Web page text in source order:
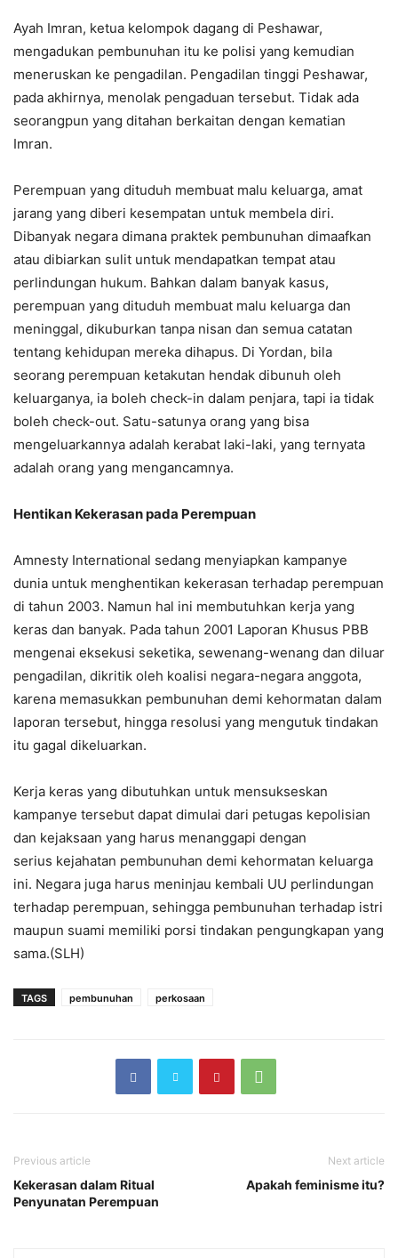
Ayah Imran, ketua kelompok dagang di Peshawar,
mengadukan pembunuhan itu ke polisi yang kemudian
meneruskan ke pengadilan. Pengadilan tinggi Peshawar,
pada akhirnya, menolak pengaduan tersebut. Tidak ada
seorangpun yang ditahan berkaitan dengan kematian
Imran.
Perempuan yang dituduh membuat malu keluarga, amat
jarang yang diberi kesempatan untuk membela diri.
Dibanyak negara dimana praktek pembunuhan dimaafkan
atau dibiarkan sulit untuk mendapatkan tempat atau
perlindungan hukum. Bahkan dalam banyak kasus,
perempuan yang dituduh membuat malu keluarga dan
meninggal, dikuburkan tanpa nisan dan semua catatan
tentang kehidupan mereka dihapus. Di Yordan, bila
seorang perempuan ketakutan hendak dibunuh oleh
keluarganya, ia boleh check-in dalam penjara, tapi ia tidak
boleh check-out. Satu-satunya orang yang bisa
mengeluarkannya adalah kerabat laki-laki, yang ternyata
adalah orang yang mengancamnya.
Hentikan Kekerasan pada Perempuan
Amnesty International sedang menyiapkan kampanye
dunia untuk menghentikan kekerasan terhadap perempuan
di tahun 2003. Namun hal ini membutuhkan kerja yang
keras dan banyak. Pada tahun 2001 Laporan Khusus PBB
mengenai eksekusi seketika, sewenang-wenang dan diluar
pengadilan, dikritik oleh koalisi negara-negara anggota,
karena memasukkan pembunuhan demi kehormatan dalam
laporan tersebut, hingga resolusi yang mengutuk tindakan
itu gagal dikeluarkan.
Kerja keras yang dibutuhkan untuk mensukseskan
kampanye tersebut dapat dimulai dari petugas kepolisian
dan kejaksaan yang harus menanggapi dengan
serius kejahatan pembunuhan demi kehormatan keluarga
ini. Negara juga harus meninjau kembali UU perlindungan
terhadap perempuan, sehingga pembunuhan terhadap istri
maupun suami memiliki porsi tindakan pengungkapan yang
sama.(SLH)
TAGS pembunuhan perkosaan
Previous article
Kekerasan dalam Ritual
Penyunatan Perempuan
Next article
Apakah feminisme itu?